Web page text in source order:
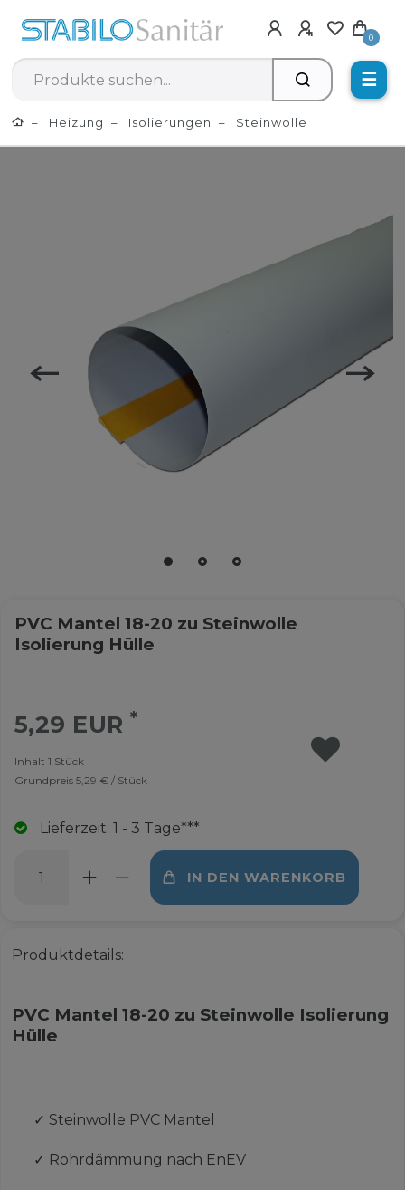
0
☰
Heizung Isolierungen Steinwolle
PVC Mantel 18-20 zu Steinwolle
Isolierung Hülle
5,29 EUR*
Inhalt 1 Stück
Grundpreis 5,29 € / Stück
Lieferzeit: 1 - 3 Tage***
IN DEN WARENKORB
Produktdetails:
PVC Mantel 18-20 zu Steinwolle Isolierung
Hülle
✓ Steinwolle PVC Mantel
✓ Rohrdämmung nach EnEV